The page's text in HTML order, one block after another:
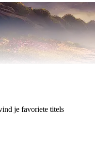
je favoriete titels